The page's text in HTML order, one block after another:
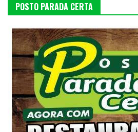
POSTO PARADA CERTA